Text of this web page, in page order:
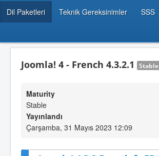
Dil Paketleri Teknik Gereksinimler SSS
Joomla! 4 - French 4.3.2.1 Stable
Maturity
Stable
Yayınlandı
Çarşamba, 31 Mayıs 2023 12:09